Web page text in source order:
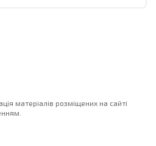
матеріалів розміщених на сайті